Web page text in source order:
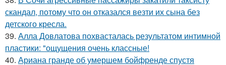
скандал, потому что он отказался везти их сына без
детского кресла.
39. Алла Довлатова похвасталась результатом интимной
пластики: "ощущения очень классные!
40. Ариана гранде об умершем бойфренде спустя